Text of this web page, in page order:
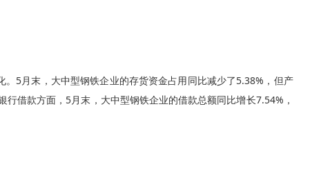
5月末，大中型钢铁企业的存货资金占用同比减少了5.38%，但产
借款方面，5月末，大中型钢铁企业的借款总额同比增长7.54%，